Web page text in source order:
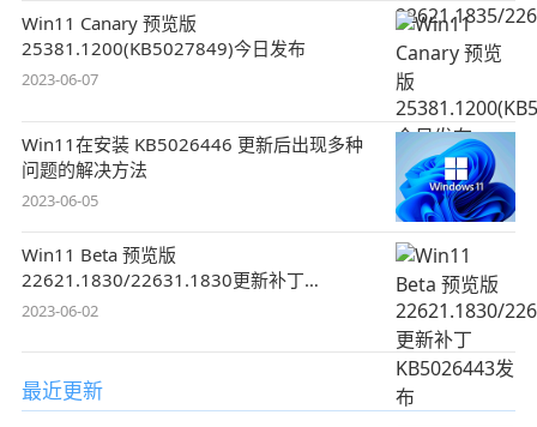
Win11 Canary 预览版
25381.1200(KB5027849)今日发布
2023-06-07
Win11在安装 KB5026446 更新后出现多种
问题的解决方法
2023-06-05
Win11 Beta 预览版
22621.1830/22631.1830更新补丁
KB5026443发布
2023-06-02
最近更新